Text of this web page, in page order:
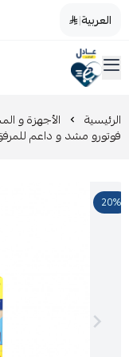
العربية|
صيدليات عادل
القائمة الرئيسية
تخفيضات
عروض التوفير
الرئيسية الأجهزة و
فوتورو مشد و داعم
20%